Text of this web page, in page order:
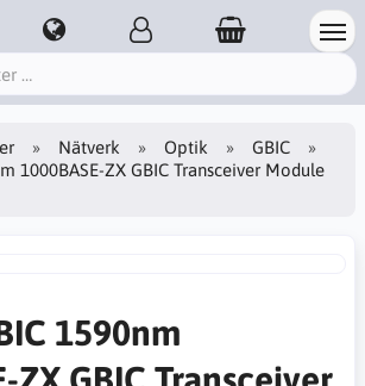
Nätverk Optik
GBIC
1000BASE-ZX GBIC Transceiver Module
1590nm